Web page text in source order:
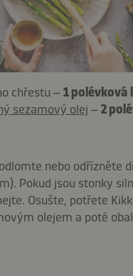
chřestu – 1 polévková
sezamový olej – 2
nebo odřízněte
Pokud jsou stonky
Osušte, potřete
olejem a poté